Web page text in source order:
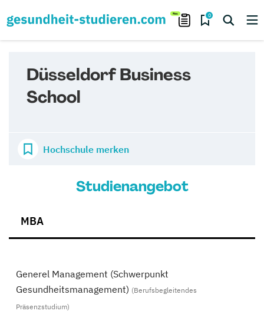
0
Düsseldorf Business
School
Hochschule merken
Studienangebot
MBA
Generel Management (Schwerpunkt
Gesundheitsmanagement) (Berufsbegleitendes
Präsenzstudium)